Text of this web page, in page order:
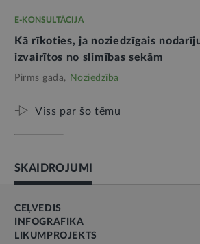
E-KONSULTĀCIJA
Kā rīkoties, ja noziedzīgais
izvairītos no slimības sekām
Pirms gada, Noziedzība
Viss par šo tēmu
SKAIDROJUMI
CEĻVEDIS
INFOGRAFIKA
LIKUMPROJEKTS